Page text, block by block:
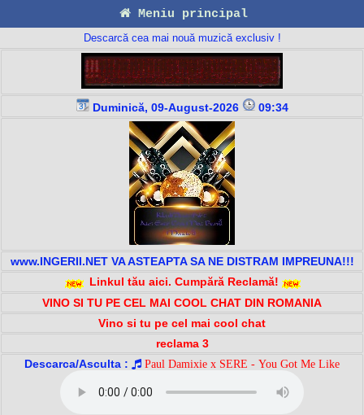
Meniu principal
Descarcă cea mai nouă muzică exclusiv !
Duminică, 09-August-2026 09:34
www.INGERII.NET VA ASTEAPTA SA NE DISTRAM IMPREUNA!!!
Linkul tău aici. Cumpără Reclamă!
VINO SI TU PE CEL MAI COOL CHAT DIN ROMANIA
Vino si tu pe cel mai cool chat
reclama 3
Descarca/Asculta :
Paul Damixie x SERE - You Got Me Like